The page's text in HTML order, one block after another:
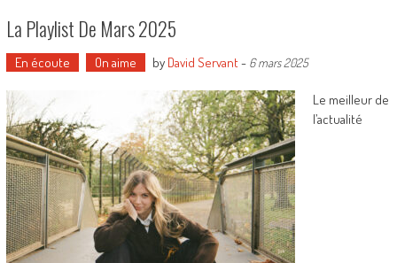
La Playlist De Mars 2025
En écoute On aime by David Servant- 6 mars 2025
Le meilleur de
l’actualité